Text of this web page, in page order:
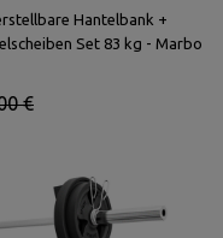
Hantelbank +
Set 83 kg - Marbo
€